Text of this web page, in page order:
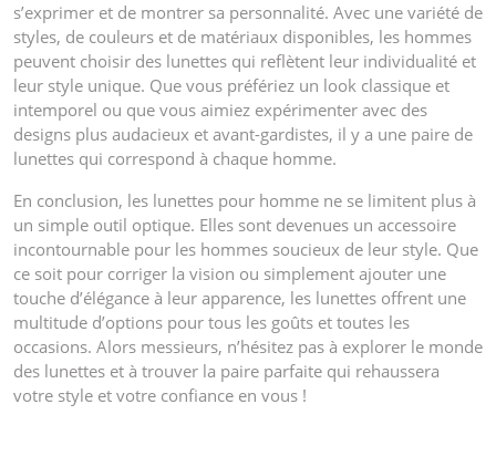
s’exprimer et de montrer sa personnalité. Avec une variété de
styles, de couleurs et de matériaux disponibles, les hommes
peuvent choisir des lunettes qui reflètent leur individualité et
leur style unique. Que vous préfériez un look classique et
intemporel ou que vous aimiez expérimenter avec des
designs plus audacieux et avant-gardistes, il y a une paire de
lunettes qui correspond à chaque homme.
En conclusion, les lunettes pour homme ne se limitent plus à
un simple outil optique. Elles sont devenues un accessoire
incontournable pour les hommes soucieux de leur style. Que
ce soit pour corriger la vision ou simplement ajouter une
touche d’élégance à leur apparence, les lunettes offrent une
multitude d’options pour tous les goûts et toutes les
occasions. Alors messieurs, n’hésitez pas à explorer le monde
des lunettes et à trouver la paire parfaite qui rehaussera
votre style et votre confiance en vous !